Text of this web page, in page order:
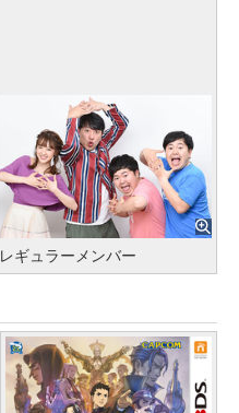
レギュラーメンバー